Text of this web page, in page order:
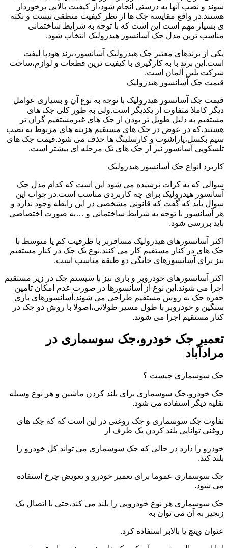
شوند و نصب آنها به درستی انجام شود،از کیفیت بالایی برخوردار
هستند.در واقع مقایسه جک ها از نظر کیفیت منطقی نیست و نکته
ی بسیار مهم است این است که با توجه به شرایط ساختمانی
مناسب ترین مدل جک آسانسور هیدرولیک انتخاب شود.
یکی از برندهای معتبر جک هیدرولیک آسانسور،برند هودپا لیفت
است.این برند با به کارگیری با کیفیت ترین قطعات و لوازم،ساخت
شرکت بلین آلمان است.
قیمت جک آسانسور هیدرولیک
قیمت جک آسانسور هیدرولیک با توجه به نوع آن و بسیاری عوامل
دیگر کاملا متفاوت از یکدیگر است.ولی به طور کلی جک های
مستقیم به دلیل طویل تر بودن از جک های غیرمستقیم گران تر
هستند،که در عوض در جک های مستقیم هزینه های مربوط به نصب
سیم بکسل،پاراشوت و کارسلینگ ها حذف می شود.قیمت جک های
تلسکوپی آسانسور نیز از جک های تک مرحله ای بیشتر است.
کاربرد انواع جک آسانسور هیدرولیک
سوالی که به کرات پرسیده می شود این است که کدام مدل جک
آسانسور هیدرولیک برای چه کاربردی مناسب است.در جواب این
سوال باید که گفت که قانونی مشخصی در این رابطه وجود ندارد و
هر آسانسور با توجه به شرایط ساختمانی و …به صورت اختصاصی
باید بررسی شود.
اکثر آسانسورهای هیدرولیک مسافربر با ظرفیت کم یا متوسط با
جک های در کنار مستقیم کار می کنند.نوع یک جک در کنار مستقیم
نیز برای آسانسورهای خانگی دو طبقه مناسب است.
اکثر آسانسورهای خودروبر و باری نیز با سیستم جک در زیر مستقیم
اجرا می شوند.این نوع از آسانسورها در صورت عدم امکان تامین
حفره جک به روش مستقیم طراحی می شوند.آسانسورهای باری
سنگین و خودروبر با طول مسیر طولانی،اصولا با روش دو جک در
کنار مستقیم اجرا می شوند.
تعمیر جک خودرو،جک سوسماری در
مرادآباد
جک سوسماری چیست ؟
جک خودرو،جک سوسماری برای بلند کردن ماشین و هر نوع وسیله
نقلیه دیگر استفاده می شود.
تفاوت جک سوسماری و جک روغنی در این است که که جک های
روغنی توانایی بلند کردن یک طرف از
خودرو را دارد در حالی که جک سوسماری می تواند کل خودرو را
بلند کند.
جک سوسماری عموما برای تعمیر خودرو و تعویض چرخ استفاده
می شود.
جک سوسماری هر نوع خودرویی را بلند می کند،حتی با اتصال یک
زنجیر به آن می توان به
عنوان وینچ یا بالابر استفاده کرد.